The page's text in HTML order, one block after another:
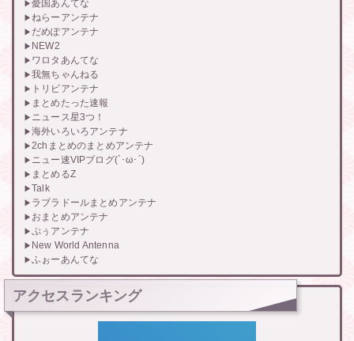
憂国あんてな
ねらーアンテナ
だめぽアンテナ
NEW2
ワロタあんてな
我無ちゃんねる
トリビアンテナ
まとめたった速報
ニュース星3つ！
海外いろいろアンテナ
2chまとめのまとめアンテナ
ニュー速VIPブログ(`･ω･´)
まとめるZ
Talk
ラブラドールまとめアンテナ
おまとめアンテナ
ぷぅアンテナ
New World Antenna
ふぉーあんてな
アクセスランキング